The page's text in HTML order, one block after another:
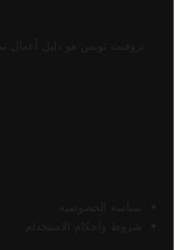
تروفيت تونس هو دليل أعمال
سياسة الخصوصية
شروط وأحكام الاستخدام